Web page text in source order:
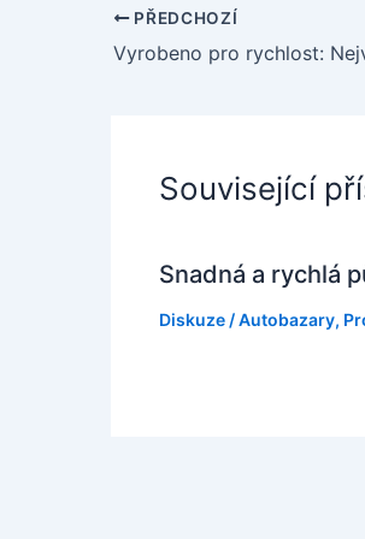
PŘEDCHOZÍ
Související
Snadná a rychlá
Diskuze /Autobazary,